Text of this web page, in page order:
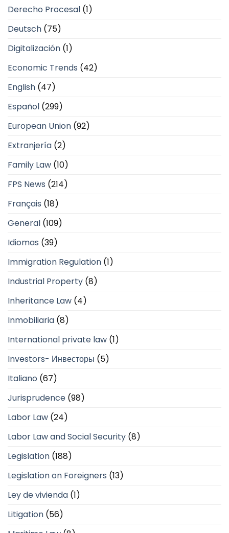
Derecho Procesal (1)
Deutsch (75)
Digitalización (1)
Economic Trends (42)
English (47)
Español (299)
European Union (92)
Extranjería (2)
Family Law (10)
FPS News (214)
Français (18)
General (109)
Idiomas (39)
Immigration Regulation (1)
Industrial Property (8)
Inheritance Law (4)
Inmobiliaria (8)
International private law (1)
Investors- Инвесторы (5)
Italiano (67)
Jurisprudence (98)
Labor Law (24)
Labor Law and Social Security (8)
Legislation (188)
Legislation on Foreigners (13)
Ley de vivienda (1)
Litigation (56)